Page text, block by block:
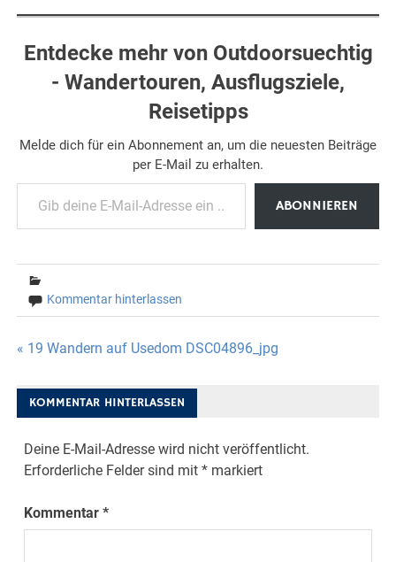
Entdecke mehr von Outdoorsuechtig
- Wandertouren, Ausflugsziele,
Reisetipps
Melde dich für ein Abonnement an, um die neuesten Beiträge
per E-Mail zu erhalten.
Gib deine E-Mail-Adresse ein ...
ABONNIEREN
Kommentar hinterlassen
Beitragsnavigation
« 19 Wandern auf Usedom DSC04896_jpg
KOMMENTAR HINTERLASSEN
Deine E-Mail-Adresse wird nicht veröffentlicht.
Erforderliche Felder sind mit* markiert
Kommentar*